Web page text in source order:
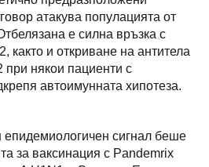
атакува популацията от
е силна връзка с
както и откриване на антитела
някои пациенти с
автоимунната хипотеза.
епидемиологичен сигнал беше
за ваксинация с Pandemrix